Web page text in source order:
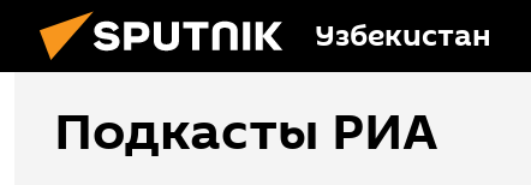
Узбекистан
Подкасты РИА